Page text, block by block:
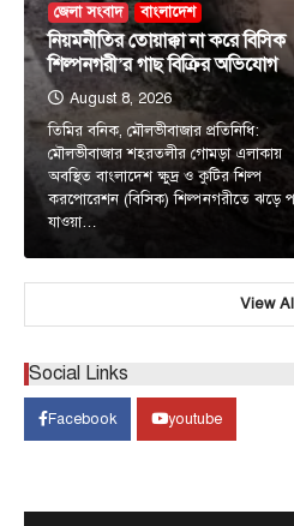
জেলা সংবাদ বাংলাদেশ
নিয়মনীতির তোয়াক্কা না করে বিসিক
শিল্পনগরী’র গাছ বিক্রির অভিযোগ
August 8, 2026
তিমির বনিক, মৌলভীবাজার প্রতিনিধি:
মৌলভীবাজার শহরতলীর গোমড়া এলাকায়
অবস্থিত বাংলাদেশ ক্ষুদ্র ও কুটির শিল্প
করপোরেশন (বিসিক) শিল্পনগরীতে ঝড়ে
যাওয়া…
View
Social Links
Facebook youtube
সই হচ্ছে আজ